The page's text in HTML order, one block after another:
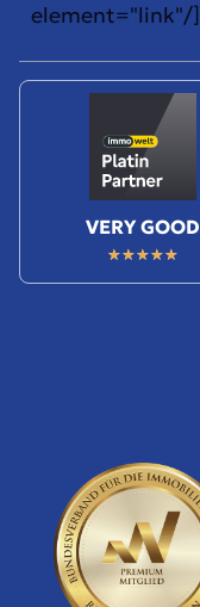
element="link"/]
VERY GOOD
★★★★★